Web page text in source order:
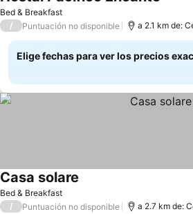
Bed & Breakfast
/ Puntuación no disponible a 2.1 km de:
Elige fechas para ver los precios
Bed & Breakfast
Casa solare
/ Puntuación no disponible a 2.7 km de: